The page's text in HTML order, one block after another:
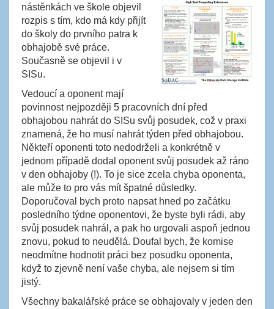
nástěnkách ve škole objevil
rozpis s tím, kdo má kdy přijít
do školy do prvního patra k
obhajobě své práce.
Současně se objevil i v
SISu.
Vedoucí a oponent mají
povinnost nejpozději 5 pracovních dní před
obhajobou nahrát do SISu svůj posudek, což v praxi
znamená, že ho musí nahrát týden před obhajobou.
Někteří oponenti toto nedodrželi a konkrétně v
jednom případě dodal oponent svůj posudek až ráno
v den obhajoby (!). To je sice zcela chyba oponenta,
ale může to pro vás mít špatné důsledky.
Doporučoval bych proto napsat hned po začátku
posledního týdne oponentovi, že byste byli rádi, aby
svůj posudek nahrál, a pak ho urgovali aspoň jednou
znovu, pokud to neudělá. Doufal bych, že komise
neodmítne hodnotit práci bez posudku oponenta,
když to zjevně není vaše chyba, ale nejsem si tím
jistý.
Všechny bakalářské práce se obhajovaly v jeden den